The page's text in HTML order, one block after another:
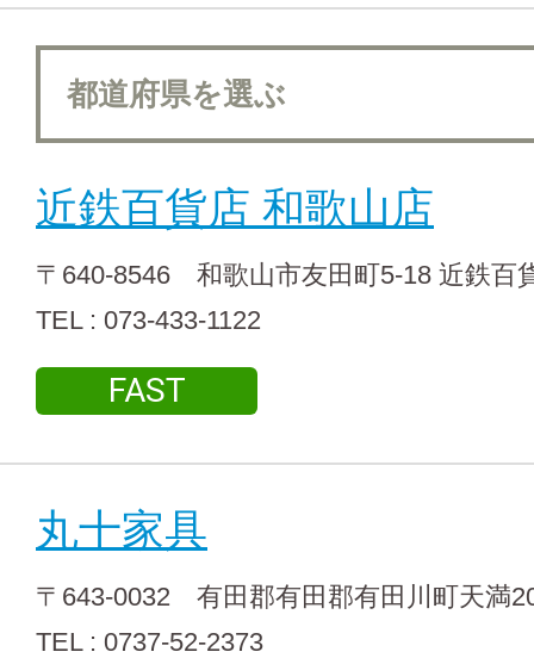
近鉄百貨店 和歌山店
〒640-8546 和歌山市友田町5-18 近鉄百
TEL : 073-433-1122
FAST
丸十家具
〒643-0032 有田郡有田郡有田川町天満
TEL : 0737-52-2373